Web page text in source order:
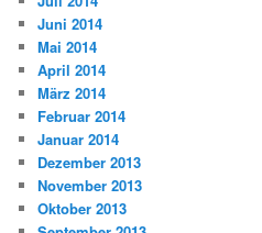
Juni 2014
Mai 2014
April 2014
März 2014
Februar 2014
Januar 2014
Dezember 2013
November 2013
Oktober 2013